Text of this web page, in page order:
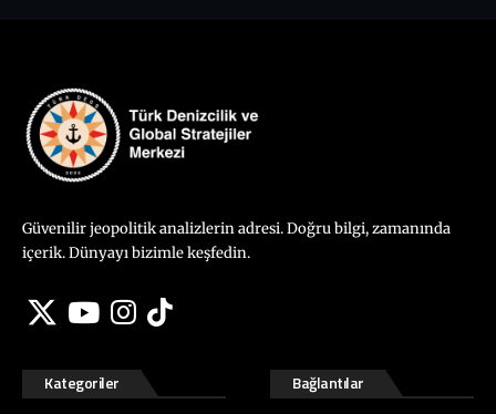
Güvenilir jeopolitik analizlerin adresi. Doğru bilgi, zamanında
içerik. Dünyayı bizimle keşfedin.
Kategoriler Bağlantılar